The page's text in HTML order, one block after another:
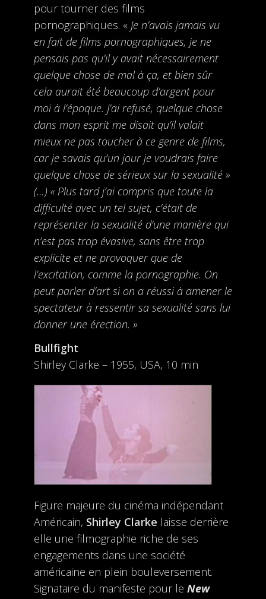
pour tourner des films
pornographiques. « Je n’avais jamais vu
en fait de films pornographiques, je ne
pensais pas qu’il y avait nécessairement
quelque chose de mal à ça, et bien sûr
cela aurait été beaucoup d’argent pour
moi à l’époque. J’ai refusé, quelque chose
dans mon esprit me disait qu’il valait
mieux ne pas toucher à ce genre de films,
car je savais qu’un jour je voudrais faire
quelque chose de sérieux sur la sexualité »
(…) « Plus tard j’ai compris que toute la
difficulté avec un tel sujet, c’était de
représenter la sexualité d’une manière qui
n’est pas trop évasive, sans être trop
explicite et ne provoquer que de
l’excitation, comme la pornographie. On
peut parler d’art si on a réussi à amener le
spectateur à ressentir sa sexualité sans lui
donner une érection. »
Bullfight
Shirley Clarke – 1955, USA, 10 min
Figure majeure du cinéma indépendant
Américain, Shirley Clarke laisse derrière
elle une filmographie riche de ses
engagements dans une société
américaine en plein bouleversement.
Signataire du manifeste pour le New